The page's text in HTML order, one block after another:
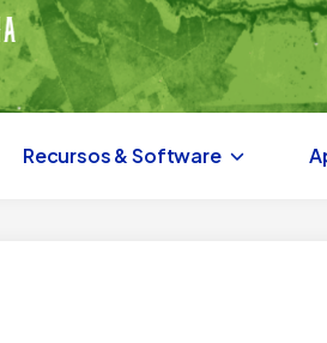
Recursos & Software